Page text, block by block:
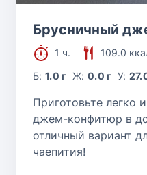
Брусничный
1 ч.
109.0
Б:1.0 г Ж: 0.0 г У:
Приготовьте легко
джем-конфитюр в
отличный вариант
чаепития!